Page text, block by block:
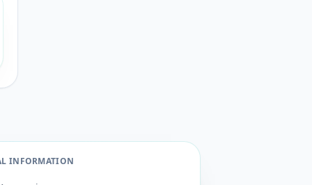
INFORMATION